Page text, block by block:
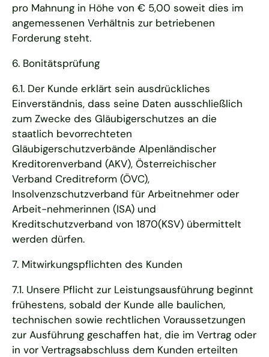
pro Mahnung in Höhe von € 5,00 soweit dies im
angemessenen Verhältnis zur betriebenen
Forderung steht.
6. Bonitätsprüfung
6.1. Der Kunde erklärt sein ausdrückliches
Einverständnis, dass seine Daten ausschließlich
zum Zwecke des Gläubigerschutzes an die
staatlich bevorrechteten
Gläubigerschutzverbände Alpenländischer
Kreditorenverband (AKV), Österreichischer
Verband Creditreform (ÖVC),
Insolvenzschutzverband für Arbeitnehmer oder
Arbeit-nehmerinnen (ISA) und
Kreditschutzverband von 1870(KSV) übermittelt
werden dürfen.
7. Mitwirkungspflichten des Kunden
7.1. Unsere Pflicht zur Leistungsausführung beginnt
frühestens, sobald der Kunde alle baulichen,
technischen sowie rechtlichen Voraussetzungen
zur Ausführung geschaffen hat, die im Vertrag oder
in vor Vertragsabschluss dem Kunden erteilten